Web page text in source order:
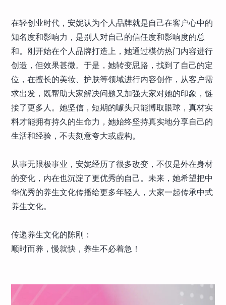
在轻创业时代，安妮认为个人品牌就是自己在客户心中的
知名度和影响力，是别人对自己的信任度和影响度的总
和。刚开始在个人品牌打造上，她通过模仿热门内容进行
创造，但效果甚微。于是，她转变思路，找到了自己的定
位，在擅长的美妆、护肤等领域进行内容创作，从客户需
求出发，既帮助大家解决问题又加强大家对她的印象，链
接了更多人。她坚信，短期的噱头只能博取眼球，真材实
料才能拥有持久的生命力，她始终坚持真实地分享自己的
生活和经验，不去刻意夸大或虚构。
从事无限极事业，安妮经历了很多改变，不仅是外在身材
的变化，内在也沉淀了更优秀的自己。未来，她希望把中
华优秀的养生文化传播给更多年轻人，大家一起传承中式
养生文化。
传递养生文化的陈刚：
顺时而养，慢就快，养生不必着急！